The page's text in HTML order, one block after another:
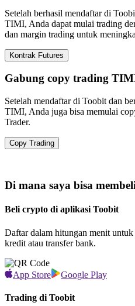
Setelah berhasil mendaftar di
TIMI, Anda dapat mulai trading
dan margin trading untuk
Kontrak Futures
Gabung copy trading
Setelah mendaftar di Toobit dan
TIMI, Anda juga bisa memulai
Trader.
Copy Trading
Di mana saya bisa
Beli crypto di aplikasi Toobit
Daftar dalam hitungan menit
kredit atau transfer bank.
App Store Google Play
Trading di Toobit